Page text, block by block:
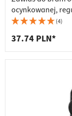
ocynkowanej,
(4)
37.74 PLN*